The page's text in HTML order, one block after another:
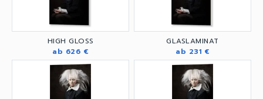
HIGH GLOSS
ab 626 €
GLASLAMINAT
ab 231 €